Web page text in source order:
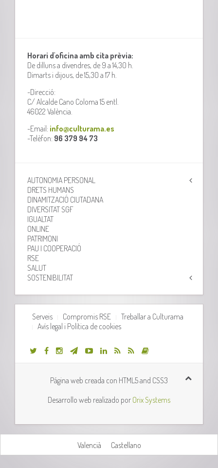
Horari d'oficina amb cita prèvia:
De dilluns a divendres, de 9 a 14,30 h.
Dimarts i dijous, de 15,30 a 17 h.
-Direcció:
C/ Alcalde Cano Coloma 15 entl.
46022 València.
-Email: info@culturama.es
-Telèfon: 96 379 94 73
AUTONOMIA PERSONAL
DRETS HUMANS
DINAMITZACIÓ CIUTADANA
DIVERSITAT SGF
IGUALTAT
ONLINE
PATRIMONI
PAU I COOPERACIÓ
RSE
SALUT
SOSTENIBILITAT
Serveis Compromis RSE
Treballar a Culturama
Avís legal i Política de cookies
Página web creada con HTML5 and CSS3
Desarrollo web realizado por Orix Systems
Valencià Castellano